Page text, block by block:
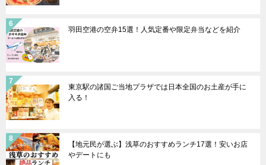
羽田空港の空弁15選！人気定番や限定弁当などを紹介
東京駅の諸国ご当地プラザでは日本全国のお土産が手に
入る！
【地元民が選ぶ】浅草のおすすめランチ17選！安いお店
やデートにも